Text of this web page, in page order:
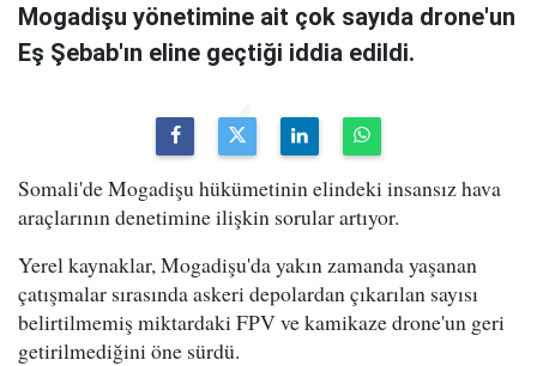
Mogadişu yönetimine ait çok sayıda drone'un
Eş Şebab'ın eline geçtiği iddia edildi.
Somali'de Mogadişu hükümetinin elindeki insansız hava
araçlarının denetimine ilişkin sorular artıyor.
Yerel kaynaklar, Mogadişu'da yakın zamanda yaşanan
çatışmalar sırasında askeri depolardan çıkarılan sayısı
belirtilmemiş miktardaki FPV ve kamikaze drone'un geri
getirilmediğini öne sürdü.